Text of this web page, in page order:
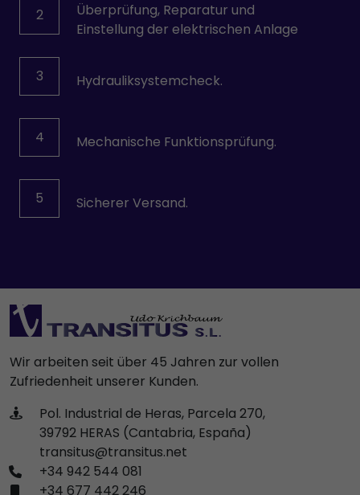
2
Überprüfung, Reparatur und
Einstellung der elektrischen Anlage
3 Hydrauliksystemcheck.
4 Mechanische Funktionsprüfung.
5 Sicherer Versand.
Wir arbeiten seit über 45 Jahren zur vollen
Zufriedenheit unserer Kunden.
Pol. Industrial de Heras, Parcela 270,
39792 HERAS (Cantabria, España)
transitus@transitus.net
+34 942 544 081
+34 677 442 246